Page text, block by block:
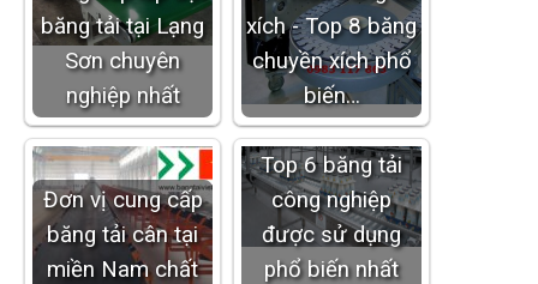
băng tải tại Lạng
Sơn chuyên
nghiệp nhất
xích - Top 8 băng
chuyền xích phổ
biến…
Đơn vị cung cấp
băng tải cân tại
miền Nam chất
Top 6 băng tải
công nghiệp
được sử dụng
phổ biến nhất